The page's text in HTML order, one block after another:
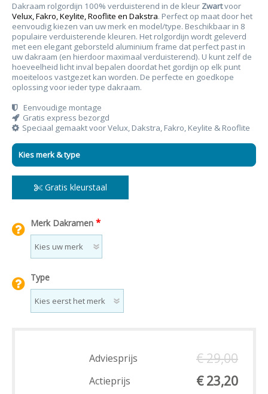
Dakraam rolgordijn 100% verduisterend in de kleur Zwartvoor
Velux, Fakro, Keylite, Rooflite en Dakstra. Perfect op maat door het
eenvoudig kiezen van uw merk en model/type. Beschikbaar in 8
populaire verduisterende kleuren. Het rolgordijn wordt geleverd
met een elegant geborsteld aluminium frame dat perfect past in
uw dakraam (en hierdoor maximaal verduisterend). U kunt zelf de
hoeveelheid licht inval bepalen doordat het gordijn op elk punt
moeiteloos vastgezet kan worden. De perfecte en goedkope
oplossing voor ieder type dakraam.
Eenvoudige montage
Gratis express bezorgd
Speciaal gemaakt voor Velux, Dakstra, Fakro, Keylite & Rooflite
Kies merk & type
Gratis kleurstaal
Merk Dakramen *
Type
Adviesprijs € 29,00
Actieprijs € 23,20